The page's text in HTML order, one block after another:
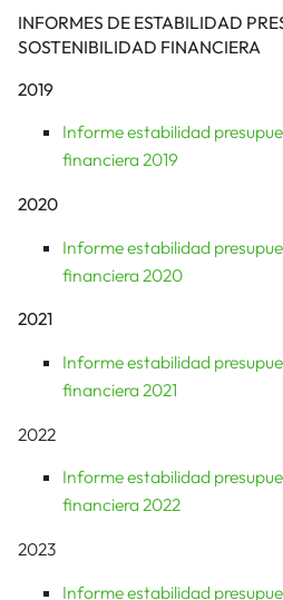
INFORMES DE ESTABILIDAD
SOSTENIBILIDAD FINANCIERA
2019
Informe estabilidad
financiera 2019
2020
Informe estabilidad
financiera 2020
2021
Informe estabilidad
financiera 2021
2022
Informe estabilidad
financiera 2022
2023
Informe estabilidad